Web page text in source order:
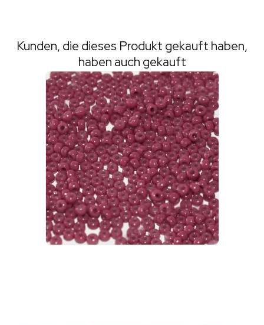
Kunden, die dieses Produkt gekauft haben,
haben auch gekauft